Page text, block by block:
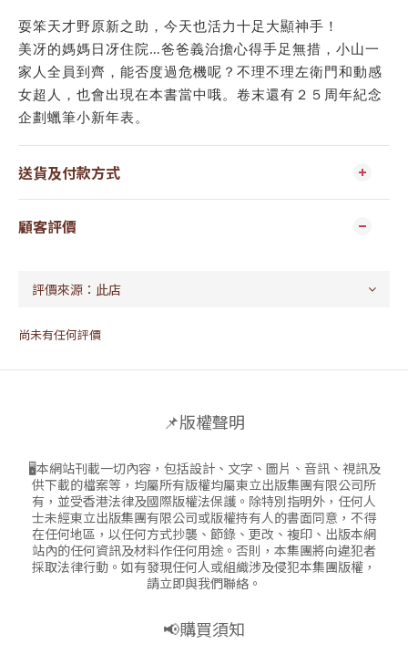
耍笨天才野原新之助，今天也活力十足大顯神手！
美冴的媽媽日冴住院…爸爸義治擔心得手足無措，小山一
家人全員到齊，能否度過危機呢？不理不理左衛門和動感
女超人，也會出現在本書當中哦。卷末還有２５周年紀念
企劃蠟筆小新年表。
送貨及付款方式
顧客評價
尚未有任何評價
📌版權聲明
🖥本網站刊載一切內容，包括設計、文字、圖片、音訊、視訊及
供下載的檔案等，均屬所有版權均屬東立出版集團有限公司所
有，並受香港法律及國際版權法保護。除特別指明外，任何人
士未經東立出版集團有限公司或版權持有人的書面同意，不得
在任何地區，以任何方式抄襲、節錄、更改、複印、出版本網
站內的任何資訊及材料作任何用途。否則，本集團將向違犯者
採取法律行動。如有發現任何人或組織涉及侵犯本集團版權，
請立即與我們聯絡。
📢購買須知